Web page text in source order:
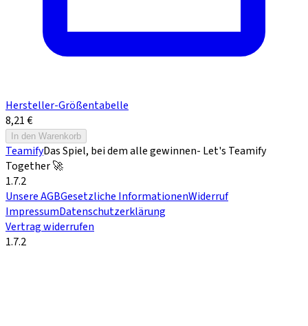
Hersteller-Größentabelle
8,21 €
In den Warenkorb
TeamifyDas Spiel, bei dem alle gewinnen- Let's Teamify
Together 🚀
1.7.2
Unsere AGBGesetzliche InformationenWiderruf
ImpressumDatenschutzerklärung
Vertrag widerrufen
1.7.2